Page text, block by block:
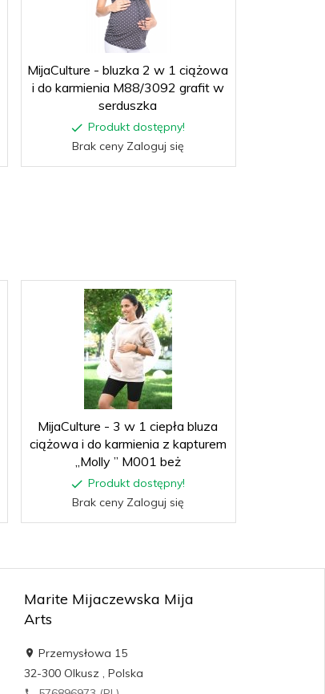
MijaCulture - bluzka 2 w 1 ciążowa
i do karmienia M88/3092 grafit w
serduszka
Produkt dostępny!
Brak ceny Zaloguj się
MijaCulture - 3 w 1 ciepła bluza
ciążowa i do karmienia z kapturem
„Molly ” M001 beż
Produkt dostępny!
Brak ceny Zaloguj się
Marite Mijaczewska Mija
Arts
Przemysłowa 15
32-300 Olkusz, Polska